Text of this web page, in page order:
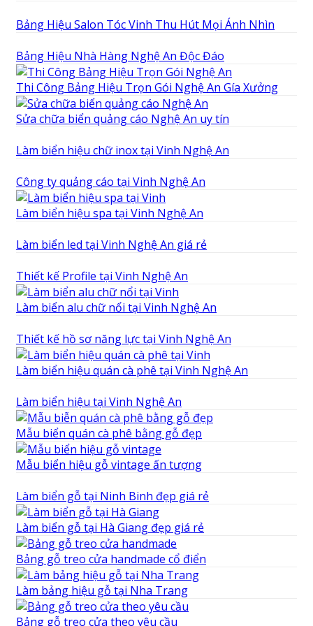
Bảng Hiệu Salon Tóc Vinh Thu Hút Mọi Ánh Nhìn
Bảng Hiệu Nhà Hàng Nghệ An Độc Đáo
Thi Công Bảng Hiệu Trọn Gói Nghệ An Gía Xưởng
Sửa chữa biển quảng cáo Nghệ An uy tín
Làm biển hiệu chữ inox tại Vinh Nghệ An
Công ty quảng cáo tại Vinh Nghệ An
Làm biển hiệu spa tại Vinh Nghệ An
Làm biển led tại Vinh Nghệ An giá rẻ
Thiết kế Profile tại Vinh Nghệ An
Làm biển alu chữ nổi tại Vinh Nghệ An
Thiết kế hồ sơ năng lực tại Vinh Nghệ An
Làm biển hiệu quán cà phê tại Vinh Nghệ An
Làm biển hiệu tại Vinh Nghệ An
Mẫu biển quán cà phê bằng gỗ đẹp
Mẫu biển hiệu gỗ vintage ấn tượng
Làm biển gỗ tại Ninh Binh đẹp giá rẻ
Làm biển gỗ tại Hà Giang đẹp giá rẻ
Bảng gỗ treo cửa handmade cổ điển
Làm bảng hiệu gỗ tại Nha Trang
Bảng gỗ treo cửa theo yêu cầu